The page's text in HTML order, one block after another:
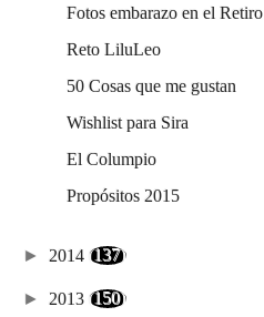
Fotos embarazo en el Retiro
Reto LiluLeo
50 Cosas que me gustan
Wishlist para Sira
El Columpio
Propósitos 2015
► 2014 (137)
► 2013 (150)